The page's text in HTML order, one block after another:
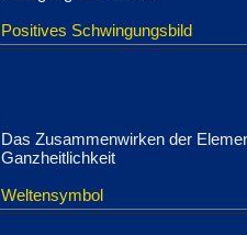
Positives Schwingungsbild
Das Zusammenwirken der
Ganzheitlichkeit
Weltensymbol